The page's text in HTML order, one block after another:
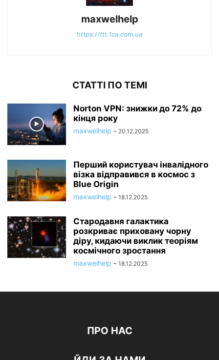
maxwelhelp
https://ttt.1ca.com.ua
СТАТТІ ПО ТЕМІ
Norton VPN: знижки до 72% до
кінця року
maxwelhelp - 20.12.2025
Перший користувач інвалідного
візка відправився в космос з
Blue Origin
maxwelhelp - 18.12.2025
Стародавня галактика
розкриває приховану чорну
діру, кидаючи виклик теоріям
космічного зростання
maxwelhelp - 18.12.2025
ПРО НАС